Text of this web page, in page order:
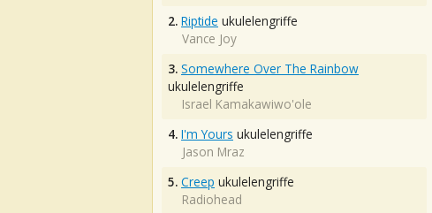
2. Riptide ukulelengriffe
Vance Joy
3. Somewhere Over The Rainbow
ukulelengriffe
Israel Kamakawiwo'ole
4. I'm Yours ukulelengriffe
Jason Mraz
5. Creep ukulelengriffe
Radiohead